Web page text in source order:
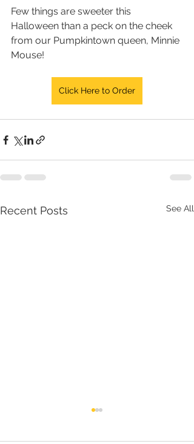
Few things are sweeter this
Halloween than a peck on the cheek
from our Pumpkintown queen, Minnie
Mouse!
Click Here to Order
Recent Posts See All